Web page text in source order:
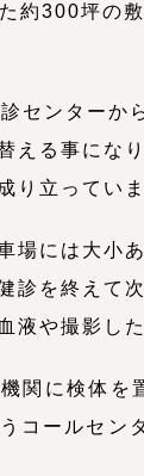
約300坪の
センター
える事にな
り立ってい
場には大小
診を終えて
液や撮影し
関に検体
コールセン